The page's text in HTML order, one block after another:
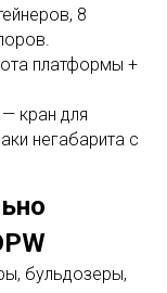
8
платформы +
— кран для
негабарита с
бульдозеры,